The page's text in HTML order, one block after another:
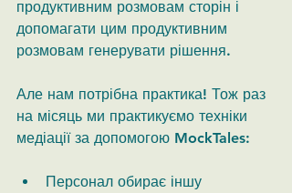
продуктивним розмовам сторін і
допомагати цим продуктивним
розмовам генерувати рішення.
Але нам потрібна практика! Тож раз
на місяць ми практикуємо техніки
медіації за допомогою MockTales:
Персонал обирає іншу